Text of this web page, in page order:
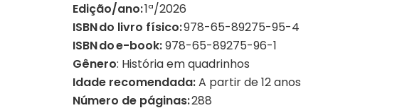
Edição/ano:1ª/2026
ISBN do livro físico:978-65-89275-95-4
ISBN do e-book:978-65-89275-96-1
Gênero: História em quadrinhos
Idade recomendada:A partir de 12 anos
Número de páginas:288